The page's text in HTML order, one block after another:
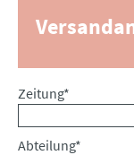
Pflichtfeld
Zeitung*
Pflichtfeld
Abteilung*